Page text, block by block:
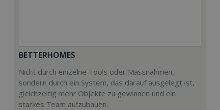
BETTERHOMES
Nicht durch einzelne Tools oder Massnahmen,
sondern durch ein System, das darauf ausgelegt ist,
gleichzeitig mehr Objekte zu gewinnen und ein
starkes Team aufzubauen.